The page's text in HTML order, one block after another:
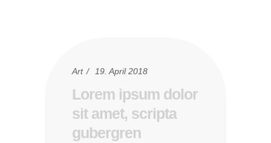
Art 19. April 2018
Lorem ipsum dolor
sit amet, scripta
gubergren